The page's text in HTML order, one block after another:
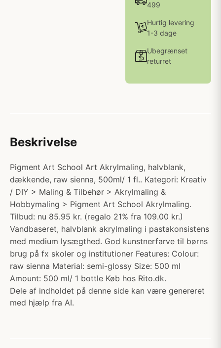
499
Hurtig levering
1-3 dage
Ubegrænset
returret
Beskrivelse
Pigment Art School Art Akrylmaling, halvblank,
dækkende, raw sienna, 500ml/ 1 fl.. Kategori: Kreativ
/ DIY > Maling & Tilbehør > Akrylmaling &
Hobbymaling > Pigment Art School Akrylmaling.
Tilbud: nu 85.95 kr. (regalo 21% fra 109.00 kr.)
Vandbaseret, halvblank akrylmaling i pastakonsistens
med medium lysægthed. God kunstnerfarve til børns
brug på fx skoler og institutioner Features: Colour:
raw sienna Material: semi-glossy Size: 500 ml
Amount: 500 ml/ 1 bottle Køb hos Rito.dk.
Dele af indholdet på denne side kan være genereret
med hjælp fra AI.